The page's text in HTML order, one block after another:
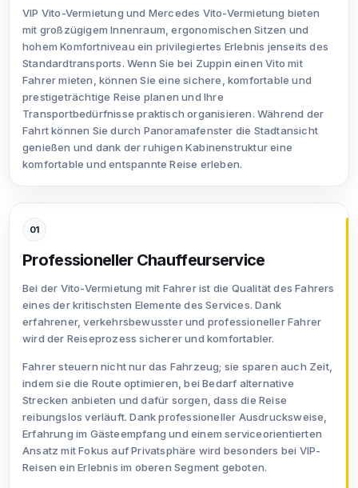
VIP Vito-Vermietung und Mercedes Vito-Vermietung bieten
mit großzügigem Innenraum, ergonomischen Sitzen und
hohem Komfortniveau ein privilegiertes Erlebnis jenseits des
Standardtransports. Wenn Sie bei Zuppin einen Vito mit
Fahrer mieten, können Sie eine sichere, komfortable und
prestigeträchtige Reise planen und Ihre
Transportbedürfnisse praktisch organisieren. Während der
Fahrt können Sie durch Panoramafenster die Stadtansicht
genießen und dank der ruhigen Kabinenstruktur eine
komfortable und entspannte Reise erleben.
01
Professioneller Chauffeurservice
Bei der Vito-Vermietung mit Fahrer ist die Qualität des Fahrers
eines der kritischsten Elemente des Services. Dank
erfahrener, verkehrsbewusster und professioneller Fahrer
wird der Reiseprozess sicherer und komfortabler.
Fahrer steuern nicht nur das Fahrzeug; sie sparen auch Zeit,
indem sie die Route optimieren, bei Bedarf alternative
Strecken anbieten und dafür sorgen, dass die Reise
reibungslos verläuft. Dank professioneller Ausdrucksweise,
Erfahrung im Gästeempfang und einem serviceorientierten
Ansatz mit Fokus auf Privatsphäre wird besonders bei VIP-
Reisen ein Erlebnis im oberen Segment geboten.